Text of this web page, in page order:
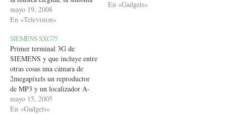
de House. Que House acabe en
TVE no creo que suceda, al
radical de la política de…
mayo 19, 2008
En «Television»
En «Gadgets»
SIEMENS SXG75
Primer terminal 3G de
SIEMENS y que incluye entre
otras cosas una cámara de
2megapíxels un reproductor
de MP3 y un localizador A-
GPS satelital que con sólo
apretar un botón nos indica la
mayo 15, 2005
En «Gadgets»